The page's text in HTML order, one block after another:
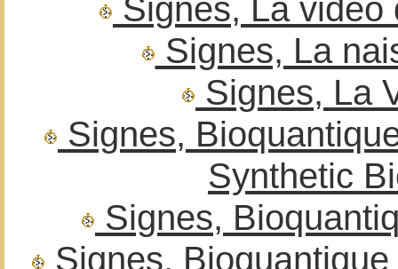
Signes, La
Signes, La
Signes, La
Signes,
Synthetic
Signes,
Signes,